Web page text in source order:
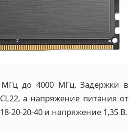
до 4000 МГц. Задержки в
а напряжение питания от
20-20-40 и напряжение 1,35 В.